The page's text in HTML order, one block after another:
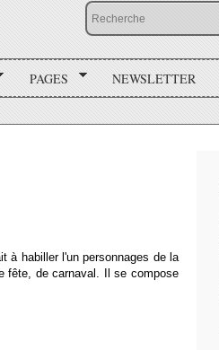
PAGES NEWSLETTER
à habiller l'un personnages de la
fête, de carnaval. Il se compose